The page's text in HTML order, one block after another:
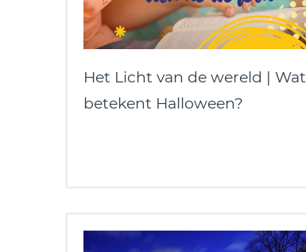
Het Licht van de wereld | Wat
betekent Halloween?